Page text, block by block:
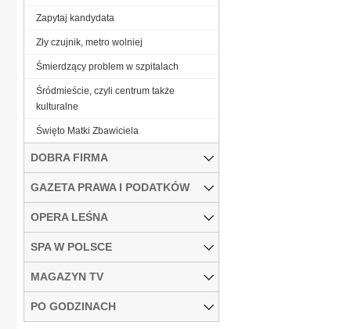
Zapytaj kandydata
Zły czujnik, metro wolniej
Śmierdzący problem w szpitalach
Śródmieście, czyli centrum także
kulturalne
Święto Matki Zbawiciela
DOBRA FIRMA
GAZETA PRAWA I PODATKÓW
OPERA LEŚNA
SPA W POLSCE
MAGAZYN TV
PO GODZINACH